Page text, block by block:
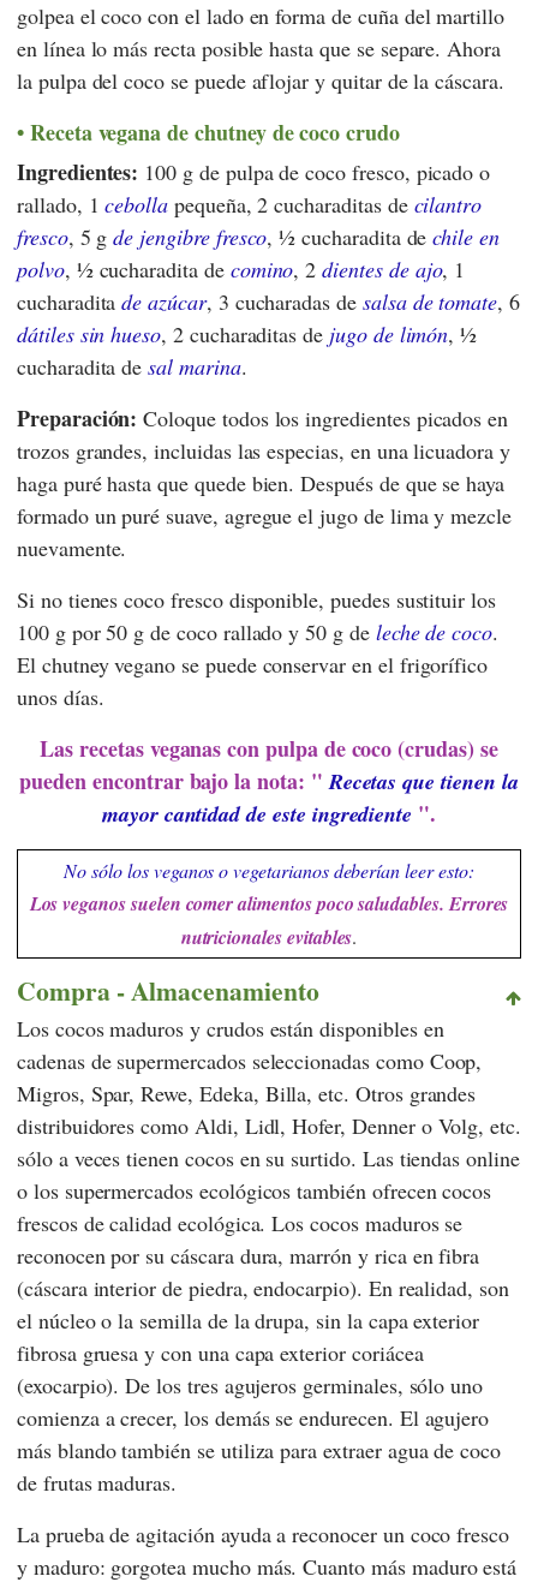
golpea el coco con el lado en forma de cuña del martillo
en línea lo más recta posible hasta que se separe. Ahora
la pulpa del coco se puede aflojar y quitar de la cáscara.
Receta vegana de chutney de coco crudo
Ingredientes: 100 g de pulpa de coco fresco, picado o
rallado, 1cebolla pequeña, 2 cucharaditas de cilantro
fresco, 5 gde jengibre fresco, ½ cucharadita dechile en
polvo, ½ cucharadita de comino, 2dientes de ajo, 1
cucharaditade azúcar, 3 cucharadas de salsa de tomate, 6
dátiles sin hueso, 2 cucharaditas de jugo de limón, ½
cucharadita desal marina.
Preparación: Coloque todos los ingredientes picados en
trozos grandes, incluidas las especias, en una licuadora y
haga puré hasta que quede bien. Después de que se haya
formado un puré suave, agregue el jugo de lima y mezcle
nuevamente.
Si no tienes coco fresco disponible, puedes sustituir los
100 g por 50 g de coco rallado y 50 g de leche de coco.
El chutney vegano se puede conservar en el frigorífico
unos días.
Las recetas veganas con pulpa de coco (crudas) se
pueden encontrar bajo la nota: "Recetas que tienen la
mayor cantidad de este ingrediente ".
No sólo los veganos o vegetarianos deberían leer esto:
Los veganos suelen comer alimentos poco saludables. Errores
nutricionales evitables.
Compra - Almacenamiento
Los cocos maduros y crudos están disponibles en
cadenas de supermercados seleccionadas como Coop,
Migros, Spar,Rewe, Edeka, Billa, etc. Otros grandes
distribuidores como Aldi, Lidl,Hofer, Dennero Volg, etc.
sólo a veces tienen cocos en su surtido. Las tiendas online
o los supermercados ecológicos también ofrecen cocos
frescos de calidad ecológica. Los cocos maduros se
reconocen por su cáscara dura, marrón y rica en fibra
(cáscara interior de piedra, endocarpio). En realidad, son
el núcleo o la semilla de la drupa, sin la capa exterior
fibrosa gruesa y con una capa exterior coriácea
(exocarpio). De los tres agujeros germinales, sólo uno
comienza a crecer, los demás se endurecen. El agujero
más blando también se utiliza para extraer agua de coco
de frutas maduras.
La prueba de agitación ayuda a reconocer un coco fresco
y maduro: gorgotea mucho más. Cuanto más maduro está